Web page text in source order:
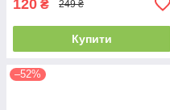
120 ₴ 249 ₴
Купити
–52%